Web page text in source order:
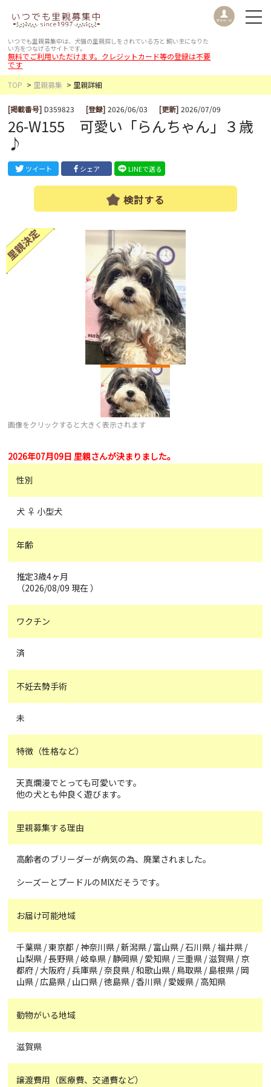
いつでも里親募集中は、犬猫の里親探しをされている方と 飼い主になりた
い方をつなげるサイトです。
無料でご利用いただけます。クレジットカード等の登録は不要
です
TOP
里親募集 里親詳細
[掲載番号] D359823 [登録] 2026/06/03 [更新] 2026/07/09
26-W155 可愛い「らんちゃん」３歳
♪
ツイート シェア LINEで送る
検討する
画像をクリックすると大きく表示されます
2026年07月09日 里親さんが決まりました。
性別
犬 ♀ 小型犬
年齢
推定3歳4ヶ月
（2026/08/09 現在 ）
ワクチン
済
不妊去勢手術
未
特徴（性格など）
天真爛漫でとっても可愛いです。
他の犬とも仲良く遊びます。
里親募集する理由
高齢者のブリーダーが病気の為、廃業されました。
シーズーとプードルのMIXだそうです。
お届け可能地域
千葉県 / 東京都 / 神奈川県 / 新潟県 / 富山県 / 石川県 / 福井県 /
山梨県 / 長野県 / 岐阜県 / 静岡県 / 愛知県 / 三重県 / 滋賀県 / 京
都府 / 大阪府 / 兵庫県 / 奈良県 / 和歌山県 / 鳥取県 / 島根県 / 岡
山県 / 広島県 / 山口県 / 徳島県 / 香川県 / 愛媛県 / 高知県
動物がいる地域
滋賀県
譲渡費用（医療費、交通費など）